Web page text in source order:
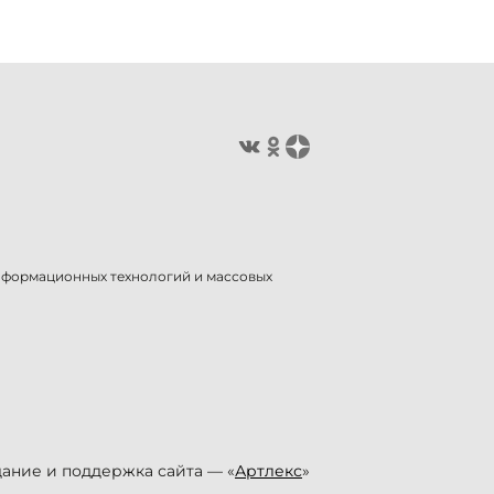
технологий и массовых
и поддержка сайта — «Артлекс»